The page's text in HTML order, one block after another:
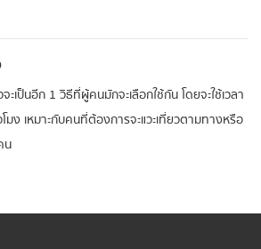
เป็นอีก 1 วิธีที่ผู้คนมักจะเลือกใช้กัน โดยจะใช้เวลา
ง เหมาะกับคนที่ต้องการจะแวะเที่ยวตามทางหรือ
น